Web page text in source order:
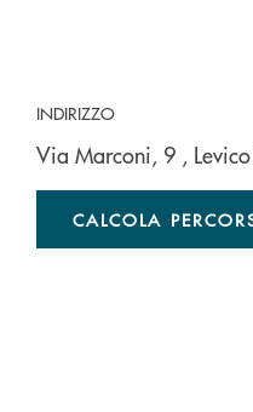
INDIRIZZO
Via Marconi, 9 ,
CALCOLA